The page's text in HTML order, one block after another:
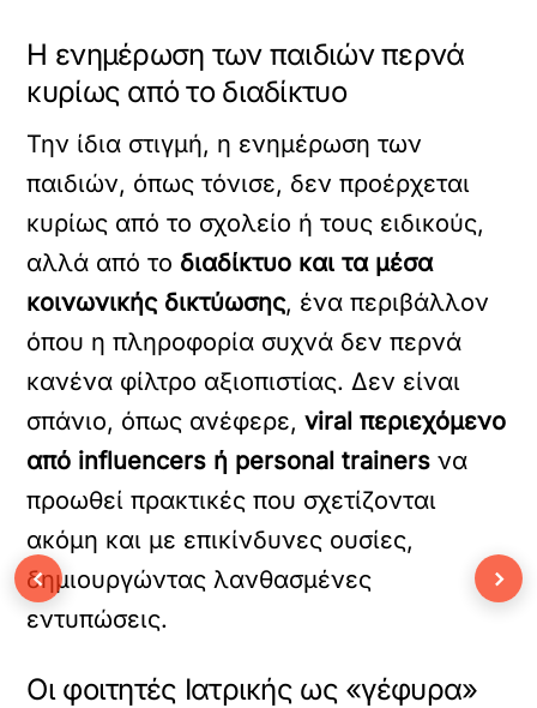
Η ενημέρωση των παιδιών περνά
κυρίως από το διαδίκτυο
Την ίδια στιγμή, η ενημέρωση των
παιδιών, όπως τόνισε, δεν προέρχεται
κυρίως από το σχολείο ή τους ειδικούς,
αλλά από το διαδίκτυο και τα μέσα
κοινωνικής δικτύωσης, ένα περιβάλλον
όπου η πληροφορία συχνά δεν περνά
κανένα φίλτρο αξιοπιστίας. Δεν είναι
σπάνιο, όπως ανέφερε,viral περιεχόμενο
από influencers ή personal trainers να
προωθεί πρακτικές που σχετίζονται
ακόμη και με επικίνδυνες ουσίες,
δημιουργώντας λανθασμένες
εντυπώσεις.
Οι φοιτητές Ιατρικής ως «γέφυρα»
‹ ›